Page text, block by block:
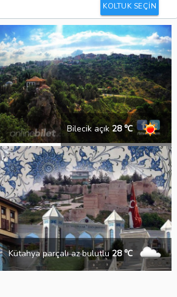
KOLTUK SEÇİN
Bilecik açık28 ℃
Kütahya parçalı az bulutlu28 ℃